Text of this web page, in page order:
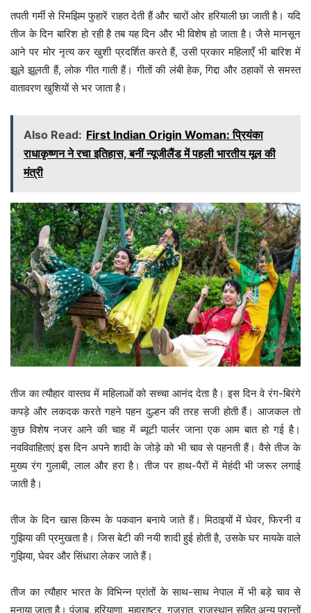
तपती गर्मी से रिमझिम फुहारें राहत देती हैं और चारों ओर हरियाली छा जाती है। यदि
तीज के दिन बारिश हो रही है तब यह दिन और भी विशेष हो जाता है। जैसे मानसून
आने पर मोर नृत्य कर खुशी प्रदर्शित करते हैं, उसी प्रकार महिलाएँ भी बारिश में
झूले झूलती हैं, लोक गीत गाती हैं। गीतों की लंबी हेक, गिद्दा और ठहाकों से समस्त
वातावरण खुशियों से भर जाता है।
Also Read: First Indian Origin Woman: प्रियंका
राधाकृष्णन ने रचा इतिहास, बनीं न्यूजीलैंड में पहली भारतीय मूल की
मंत्री
तीज का त्यौहार वास्तव में महिलाओं को सच्चा आनंद देता है। इस दिन वे रंग-बिरंगे
कपड़े और लकदक करते गहने पहन दुल्हन की तरह सजी होती हैं। आजकल तो
कुछ विशेष नजर आने की चाह में ब्यूटी पार्लर जाना एक आम बात हो गई है।
नवविवाहिताएं इस दिन अपने शादी के जोड़े को भी चाव से पहनती हैं। वैसे तीज के
मुख्य रंग गुलाबी, लाल और हरा है। तीज पर हाथ-पैरों में मेहंदी भी जरूर लगाई
जाती है।
तीज के दिन खास किस्म के पकवान बनाये जाते हैं। मिठाइयों में घेवर, फिरनी व
गुझिया की प्रमुखता है। जिस बेटी की नयी शादी हुई होती है, उसके घर मायके वाले
गुझिया, घेवर और सिंधारा लेकर जाते हैं।
तीज का त्यौहार भारत के विभिन्न प्रांतों के साथ-साथ नेपाल में भी बड़े चाव से
मनाया जाता है। पंजाब, हरियाणा, महाराष्ट्र, गुजरात, राजस्थान सहित अन्य प्रान्तों